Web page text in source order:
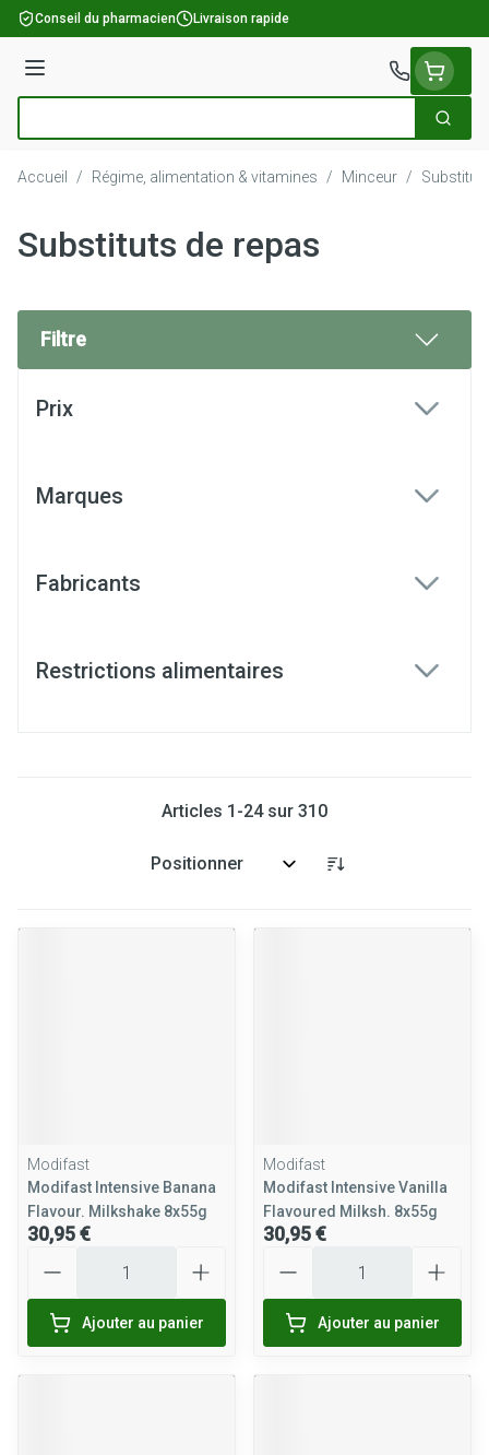
Aller au contenu
Conseil du pharmacien Livraison rapide
Menu
Accueil / Régime, alimentation & vitamines / Minceur /
Substituts de repas
Filtre
Prix
Marques
Fabricants
Restrictions alimentaires
Articles 1 -24sur 310
Trier par:
Modifast
Modifast Intensive Banana
Flavour. Milkshake 8x55g
30,95 €
Ajouter au panier
Modifast
Modifast Intensive Vanilla
Flavoured Milksh. 8x55g
30,95 €
Ajouter au panier